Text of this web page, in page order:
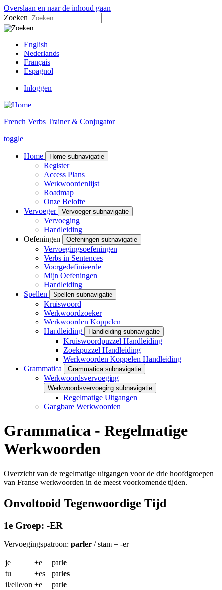
Overslaan en naar de inhoud gaan
Zoeken
English
Nederlands
Français
Espagnol
Inloggen
French Verbs Trainer & Conjugator
toggle
Home Home subnavigatie
Register
Access Plans
Werkwoordenlijst
Roadmap
Onze Belofte
Vervoeger
Vervoeger subnavigatie
Vervoeging
Handleiding
Oefeningen
Oefeningen subnavigatie
Vervoegingsoefeningen
Verbs in Sentences
Voorgedefinieerde
Mijn Oefeningen
Handleiding
Spellen
Spellen subnavigatie
Kruiswoord
Werkwoordzoeker
Werkwoorden Koppelen
Handleiding
Handleiding subnavigatie
Kruiswoordpuzzel Handleiding
Zoekpuzzel Handleiding
Werkwoorden Koppelen Handleiding
Grammatica
Grammatica subnavigatie
Werkwoordsvervoeging
Werkwoordsvervoeging subnavigatie
Regelmatige Uitgangen
Gangbare Werkwoorden
Grammatica - Regelmatige
Werkwoorden
Overzicht van de regelmatige uitgangen voor de drie hoofdgroepen
van Franse werkwoorden in de meest voorkomende tijden.
Onvoltooid Tegenwoordige Tijd
1e Groep: -ER
Vervoegingspatroon: parler / stam = -er
je +e parle
tu
+es parles
il/elle/on +e parle